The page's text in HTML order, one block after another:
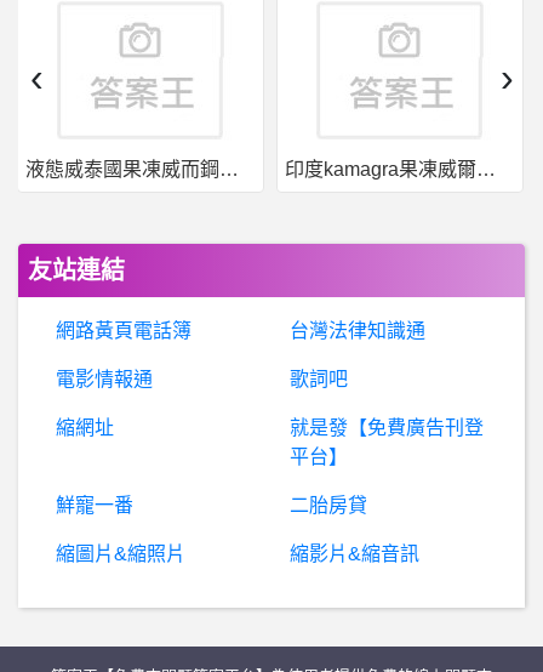
台南- 為什麼警察不開單啊？ 為什麼警察不開單啊？
電腦硬體- 想請教撼訊送修RX470無法維修部位問題
B
aseballXXXX- 各位身邊遇過這種想法的嗎？ 各位身邊遇過這種想法的嗎？
B
aseballXXXX- 陳陳這個case是不是很神奇 陳陳這個case是不是很神奇
詐
騙爆料：揭秘黑平台MKAD，被MKAD詐騙怎麼辦？，MKAD是詐騙平台，MKAD是詐騙黑平台，揭秘MKAD詐騙手法
房屋交易- 社區保全超過70歲 社區保全超過70歲
液態威泰國果凍威而鋼哪裡買 印度kamagra果凍威爾剛用於治療男性勃起功能障礙
‹ ›
友站連結
網路黃頁電話簿 台灣法律知識通
電影情報通 歌詞吧
縮網址
就是發【免費廣告刊登
平台】
鮮寵一番 二胎房貸
縮圖片&縮照片 縮影片&縮音訊